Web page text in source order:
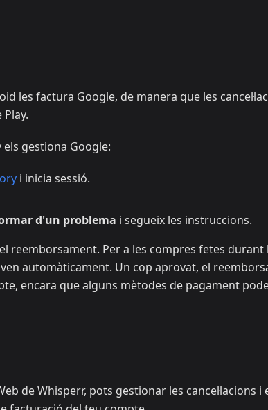
les factura Google, de manera que les
gestiona Google:
i inicia sessió.
d'un problema i segueix les instruccions.
reemborsament. Per a les compres fetes durant
automàticament. Un cop aprovat, el
encara que alguns mètodes de pagament
de Whisperr, pots gestionar les cancel·lacions i